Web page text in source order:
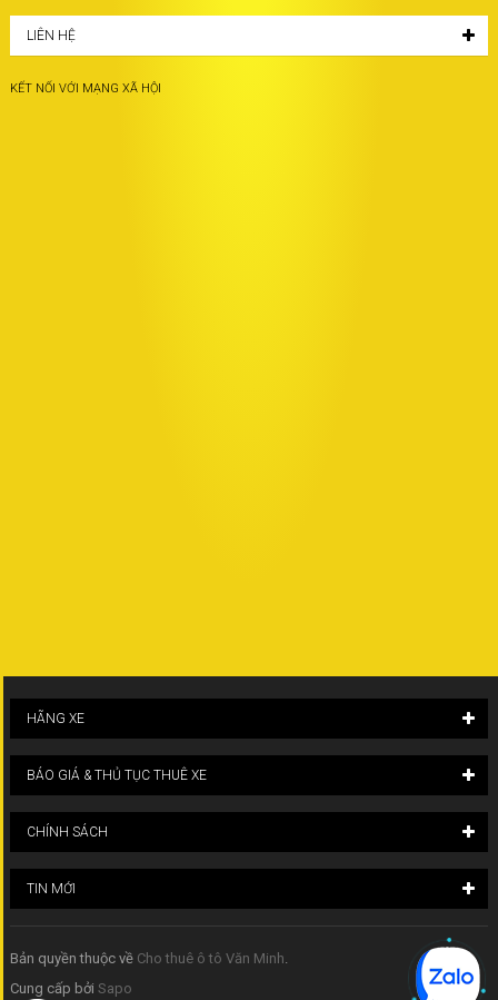
LIÊN HỆ
KẾT NỐI VỚI MẠNG XÃ HỘI
HÃNG XE
BÁO GIÁ & THỦ TỤC THUÊ XE
CHÍNH SÁCH
TIN MỚI
Bản quyền thuộc về Cho thuê ô tô Văn Minh
Cung cấp bởi Sapo